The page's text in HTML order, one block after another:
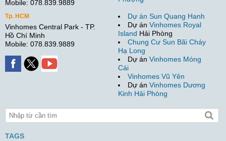
Mobile: 078.839.9889
Tp. HCM
Vinhomes Central Park - TP.
Hồ Chí Minh
Mobile: 078.839.9889
Dự án Sun Quang Hanh
Dự án Vinhomes Royal
Island Hải Phòng
Chung Cư Sun Bãi Cháy
Hạ Long
Dự án Vinhomes Móng
Cái
Vinhomes Vũ Yên
Dự án Vinhomes Dương
Kinh Hải Phòng
TAGS